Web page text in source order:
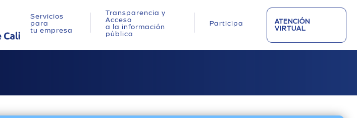
Servicios
para
tu empresa
Transparencia y
Acceso
a la información
pública
Participa
ATENCIÓN
VIRTUAL